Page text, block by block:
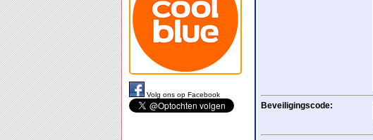
Beveiligingscode:
Volg ons op Facebook